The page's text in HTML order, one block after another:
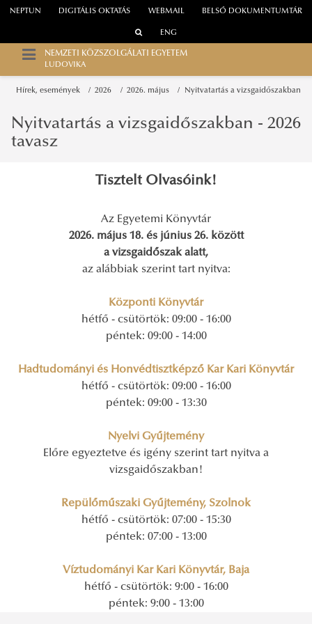
WEBMAIL
NEPTUN DIGITÁLIS OKTATÁS BELSŐ DOKUMENTUMTÁR
ENG
NEMZETI KÖZSZOLGÁLATI EGYETEM
LUDOVIKA
Hírek, események 2026 2026. május Nyitvatartás a vizsgaidőszakban
Nyitvatartás a vizsgaidőszakban - 2026
tavasz
Tisztelt Olvasóink!
Az Egyetemi Könyvtár
2026. május 18. és június 26. között
a vizsgaidőszak alatt,
az alábbiak szerint tart nyitva:
Központi Könyvtár
hétfő - csütörtök: 09:00 - 16:00
péntek: 09:00 - 14:00
Hadtudományi és Honvédtisztképző Kar Kari Könyvtár
hétfő - csütörtök: 09:00 - 16:00
péntek: 09:00 - 13:30
Nyelvi Gyűjtemény
Előre egyeztetve és igény szerint tart nyitva a
vizsgaidőszakban!
Repülőműszaki Gyűjtemény, Szolnok
hétfő - csütörtök: 07:00 - 15:30
péntek: 07:00 - 13:00
Víztudományi Kar Kari Könyvtár, Baja
hétfő - csütörtök: 9:00 - 16:00
péntek: 9:00 - 13:00